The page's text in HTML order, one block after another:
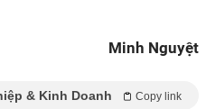
Minh Nguyệt
& Kinh Doanh Copy link